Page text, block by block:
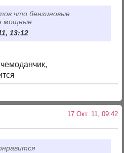
что бензиновые
мощные
13:12
17 Окт. 11, 09:42